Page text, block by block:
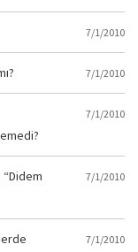
7/1/2010
7/1/2010
7/1/2010
“Didem
7/1/2010
7/1/2010